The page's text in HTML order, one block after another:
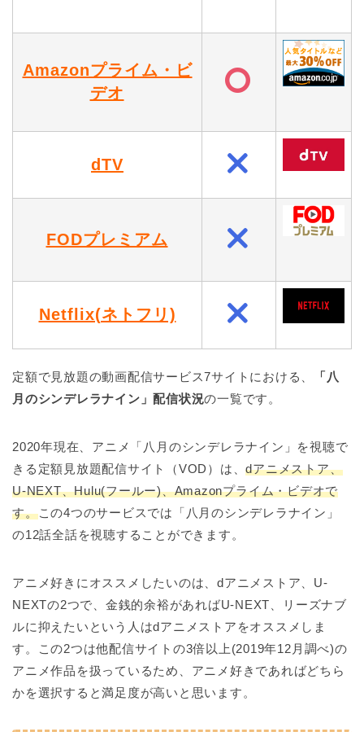
Amazonプライム・ビ
デオ
dTV
FODプレミアム
Netflix(ネトフリ)
定額で見放題の動画配信サービス7サイトにおける、
「八
月のシンデレラナイン」配信状況の一覧です。
2020年現在、 アニメ「八月のシンデレラナイン」を視聴で
きる定額見放題配信サイト（VOD）は、dアニメストア、
U-NEXT、Hulu(フールー)、Amazonプライム・ビデオで
す。この4つのサービスでは「八月のシンデレラナイン」
の12話全話を視聴することができます。
アニメ好きにオススメしたいのは、dアニメストア、U-
NEXTの2つで、金銭的余裕があればU-NEXT、リーズナブ
ルに抑えたいという人はdアニメストアをオススメしま
す。この2つは他配信サイトの3倍以上(2019年12月調べ)の
アニメ作品を扱っているため、アニメ好きであればどちら
かを選択すると満足度が高いと思います。